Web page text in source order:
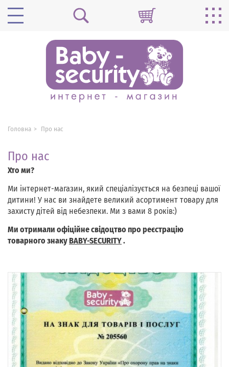
Головна Про нас
Про нас
Хто ми?
Ми інтернет-магазин, який спеціалізується на безпеці вашої
дитини! У нас ви знайдете великий асортимент товару для
захисту дітей від небезпеки. Ми з вами 8 років:)
Ми отримали офіційне свідоцтво про реєстрацію
товарного знакуBABY-SECURITY.